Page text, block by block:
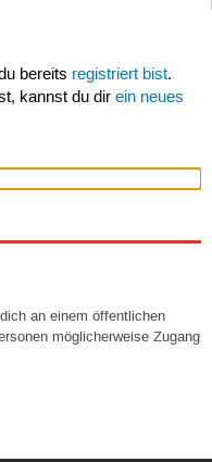
bereits registriert bist.
kannst du dir ein neues
an einem öffentlichen
möglicherweise Zugang